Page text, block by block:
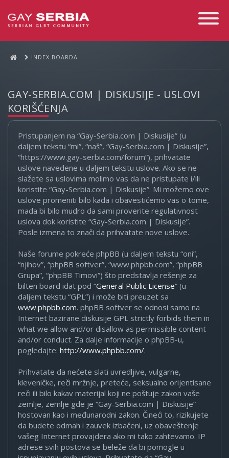
Toggle
INDEX BOARDA
GAY-SERBIA.COM | DISKUSIJE - USLOVI
KORIŠĆENJA
Pristupanjem na “Gay-Serbia.com | Diskusije” (u
daljem tekstu “mi”, “naš”, “Gay-Serbia.com | Diskusije”,
“https://www.gay-serbia.com/forum”), prihvatate
uslove navedene u daljem tekstu uslove. Ako se ne
slažete sa uslovima molimo vas da ne pristupate i/ili
koristite “Gay-Serbia.com | Diskusije”. Mi možemo ove
uslove promeniti bilo kada i obavestićemo vas o tome,
mada bi bilo mudro da sami proverite regulativnost
uslova dok koristite “Gay-Serbia.com | Diskusije”.
Posle izmena to znači da prihvatate nove uslove.
Naše forume pokreće phpBB (u daljem tekstu “oni”,
“njihov”, “phpBB softver”, “www.phpbb.com”, “phpBB
Grupa”, “phpBB Timovi”) što predstavlja rešenje za
bilten board idat pod “General Public License” (u
daljem tekstu “GPL”) i može biti preuzet sa
www.phpbb.com. phpBB softver se odnosi samo na
Internet bazirane diskusije GPL strictly forbids them in
what we allow and/or disallow as permissible content
and/or conduct. Za dalje informacije o phpBB-u,
pogledajte: http://www.phpbb.com/.
Prihvatate da nećete slati uvredljive, vulgarne,
kleveničke, reči mržnje, preteće, seksualno orijentisane
reči ili bilo kakav materijal koji ne poštuje zakon vaše
zemlje, zemlje gde je “Gay-Serbia.com | Diskusije”
hostovan kao i međunarodni zakon. Čineći to, rizikujete
da budete odmah i zauvek izbačeni, uz obaveštenje
vašeg Internet provajdera ako mi tako zahtevamo. IP
adrese svih postova se beleže da bi pomogle u